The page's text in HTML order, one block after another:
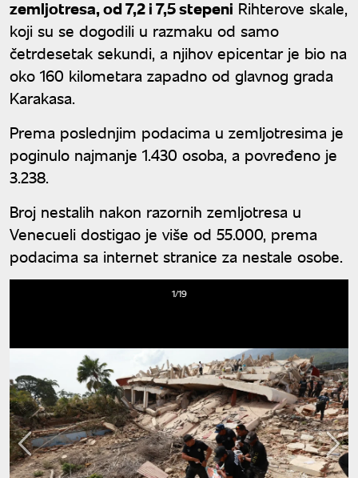
zemljotresa, od 7,2 i 7,5 stepeni Rihterove skale,
koji su se dogodili u razmaku od samo
četrdesetak sekundi, a njihov epicentar je bio na
oko 160 kilometara zapadno od glavnog grada
Karakasa.
Prema poslednjim podacima u zemljotresima je
poginulo najmanje 1.430 osoba, a povređeno je
3.238.
Broj nestalih nakon razornih zemljotresa u
Venecueli dostigao je više od 55.000, prema
podacima sa internet stranice za nestale osobe.
1/19